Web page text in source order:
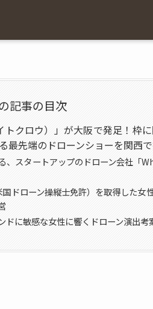
記事の目次
クロウ）」が大阪で発足！枠
最先端のドローンショーを関西
、スタートアップのドローン会社「
ドローン操縦士免許）を取得した女
ドに敏感な女性に響くドローン演出考